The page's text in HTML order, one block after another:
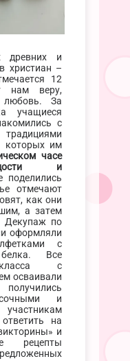
и
христиан –
12
нам веру,
любовь. За
учащиеся
с
которых им
часе
и
поделились
отмечают
как они
а затем
Декупаж по
оформляли
с
Все
класса с
осваивали
и
на
и
рецепты